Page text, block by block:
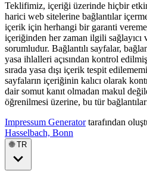
Teklifimiz, içeriği üzerinde hiçbir
harici web sitelerine bağlantılar
içerik için herhangi bir garanti
içeriğinden her zaman ilgili sağlayıcı
sorumludur. Bağlantılı sayfalar,
yasa ihlalleri açısından kontrol
sırada yasa dışı içerik tespit
sayfaların içeriğinin kalıcı olarak
dair somut kanıt olmadan makul
öğrenilmesi üzerine, bu tür
Impressum Generatortarafından
Hasselbach, Bonn
🌐 TR